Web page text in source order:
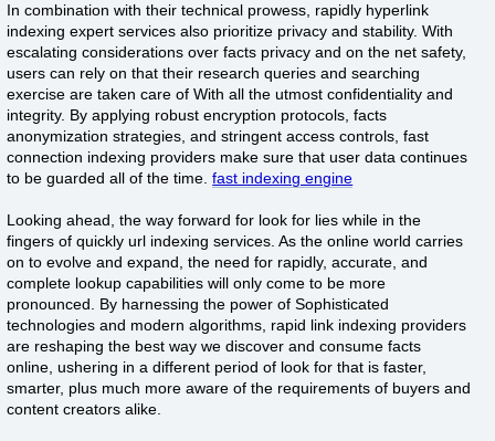
In combination with their technical prowess, rapidly hyperlink
indexing expert services also prioritize privacy and stability. With
escalating considerations over facts privacy and on the net safety,
users can rely on that their research queries and searching
exercise are taken care of With all the utmost confidentiality and
integrity. By applying robust encryption protocols, facts
anonymization strategies, and stringent access controls, fast
connection indexing providers make sure that user data continues
to be guarded all of the time.fast indexing engine
Looking ahead, the way forward for look for lies while in the
fingers of quickly url indexing services. As the online world carries
on to evolve and expand, the need for rapidly, accurate, and
complete lookup capabilities will only come to be more
pronounced. By harnessing the power of Sophisticated
technologies and modern algorithms, rapid link indexing providers
are reshaping the best way we discover and consume facts
online, ushering in a different period of look for that is faster,
smarter, plus much more aware of the requirements of buyers and
content creators alike.